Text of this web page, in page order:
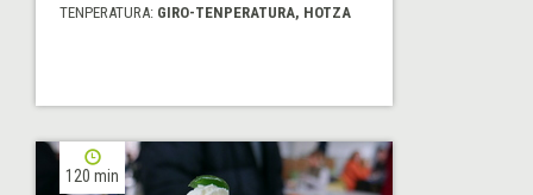
TENPERATURA: GIRO-TENPERATURA, HOTZA
120 min